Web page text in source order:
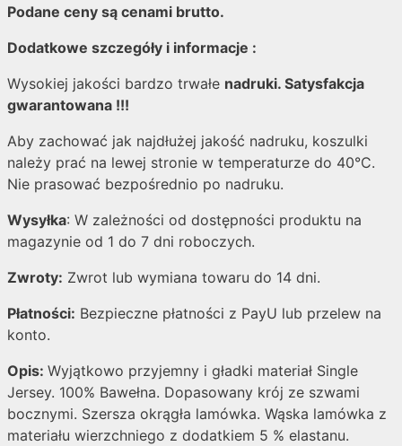
Podane ceny są cenami brutto.
Dodatkowe szczegóły i informacje :
Wysokiej jakości bardzo trwałe nadruki. Satysfakcja
gwarantowana !!!
Aby zachować jak najdłużej jakość nadruku, koszulki
należy prać na lewej stronie w temperaturze do 40°C.
Nie prasować bezpośrednio po nadruku.
Wysyłka: W zależności od dostępności produktu na
magazynie od 1 do 7 dni roboczych.
Zwroty: Zwrot lub wymiana towaru do 14 dni.
Płatności: Bezpieczne płatności z PayU lub przelew na
konto.
Opis: Wyjątkowo przyjemny i gładki materiał Single
Jersey. 100% Bawełna. Dopasowany krój ze szwami
bocznymi. Szersza okrągła lamówka. Wąska lamówka z
materiału wierzchniego z dodatkiem 5 % elastanu.